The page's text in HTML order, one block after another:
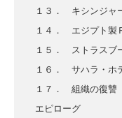
１３． キシンジャ
１４． エジプト製
１５． ストラスブ
１６． サハラ・ホ
１７． 組織の復讐
エピローグ